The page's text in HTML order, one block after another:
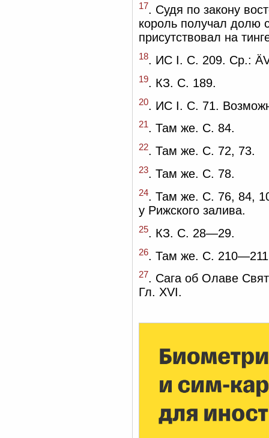
17. Судя по закону
король получал долю
присутствовал на
18. ИС I. С. 209. Ср.:
19. КЗ. С. 189.
20. ИС I. С. 71.
21. Там же. С. 84.
22. Там же. С. 72, 73.
23. Там же. С. 78.
24. Там же. С. 76, 84,
у Рижского залива.
25. КЗ. С. 28—29.
26 . Там же. С.
27. Сага об Олаве
Гл. XVI.